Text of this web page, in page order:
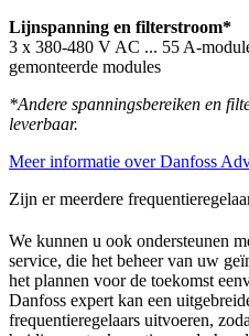
Lijnspanning en filterstroom*
3 x 380-480 V AC ... 55 A-
gemonteerde modules
*Andere spanningsbereiken en
leverbaar.
Meer informatie over Danfoss
Zijn er meerdere
We kunnen u ook ondersteunen
service, die het beheer van uw
het plannen voor de toekomst
Danfoss expert kan een
frequentieregelaars uitvoeren,